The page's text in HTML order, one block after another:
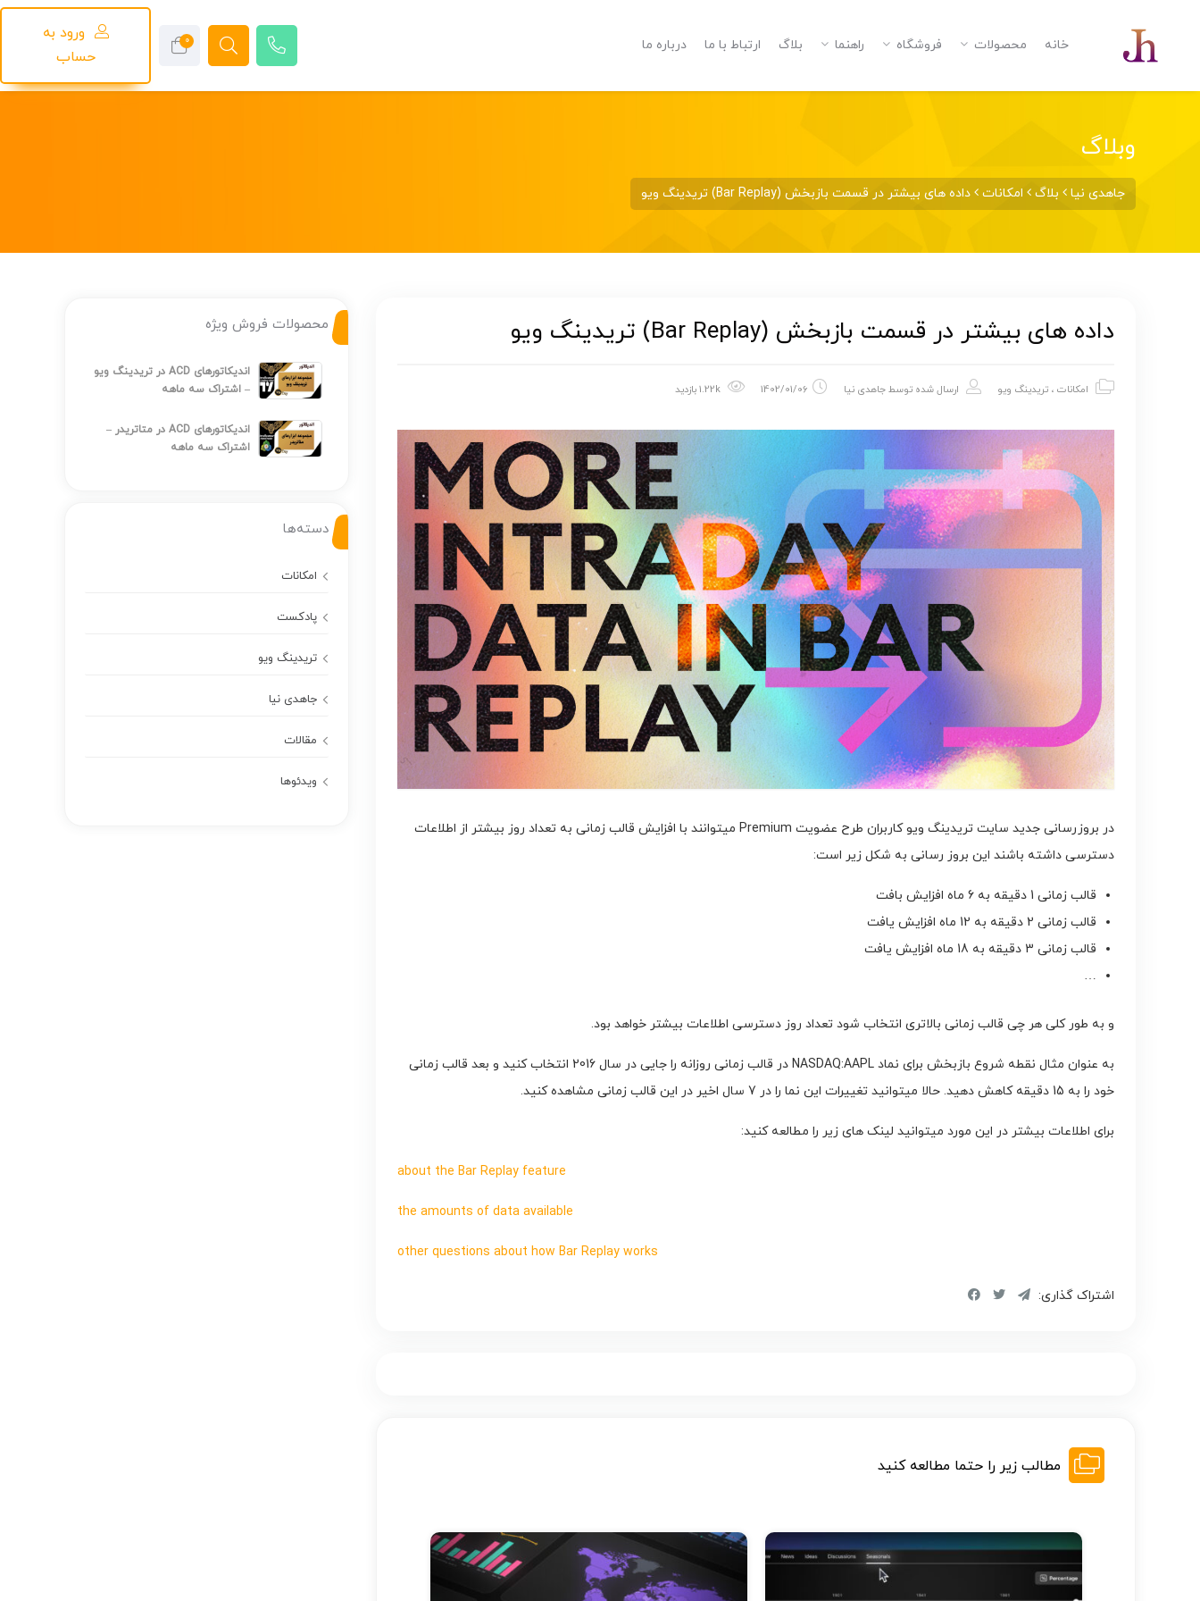
خانه محصولات فروشگاه راهنما بلاگ ارتباط با ما درباره ما 0
ورود به
حساب
وبلاگ
جاهدی نیا بلاگ امکانات داده های بیشتر در قسمت بازبخش (Bar Replay) تریدینگ ویو
داده های بیشتر در قسمت بازبخش (Bar Replay) تریدینگ ویو
امکانات ، تریدینگ ویو ارسال شده توسطجاهدی نیا 1402/01/06
در بروزرسانی جدید سایت تریدینگ ویو کاربران طرح عضویت Premium میتوانند با افزایش قالب زمانی به تعداد روز بیشتر از اطلاعات
دسترسی داشته باشند این بروز رسانی به شکل زیر است:
قالب زمانی 1 دقیقه به 6 ماه افزایش بافت
قالب زمانی 2 دقیقه به 12 ماه افزایش یافت
قالب زمانی 3 دقیقه به 18 ماه افزایش یافت
…
و به طور کلی هر چی قالب زمانی بالاتری انتخاب شود تعداد روز دسترسی اطلاعات بیشتر خواهد بود.
به عنوان مثال نقطه شروع بازبخش برای نماد NASDAQ:AAPL در قالب زمانی روزانه را جایی در سال 2016 انتخاب کنید و بعد قالب زمانی
خود را به 15 دقیقه کاهش دهید. حالا میتوانید تغییرات این نما را در 7 سال اخیر در این قالب زمانی مشاهده کنید.
برای اطلاعات بیشتر در این مورد میتوانید لینک های زیر را مطالعه کنید:
about the Bar Replay feature
the amounts of data available
other questions about how Bar Replay works
اشتراک گذاری:
مطالب زیر را حتما مطالعه کنید
محصولات فروش ویژه
اندیکاتورهای ACD در تریدینگ ویو
– اشتراک سه ماهه
اندیکاتورهای ACD در متاتریدر –
اشتراک سه ماهه
دسته‌ها
امکانات
پادکست
تریدینگ ویو
جاهدی نیا
مقالات
ویدئوها